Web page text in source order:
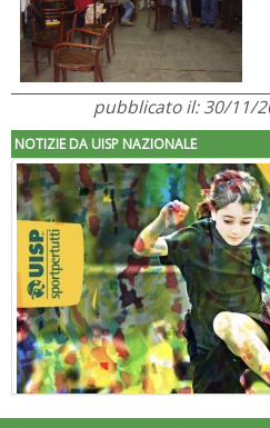
pubblicato il: 30/11/
NOTIZIE DA UISP NAZIONALE